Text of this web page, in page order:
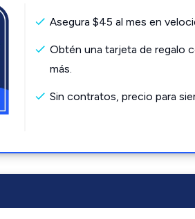
Asegura $45 al mes en
Obtén una tarjeta de regalo
más.
Sin contratos, precio para